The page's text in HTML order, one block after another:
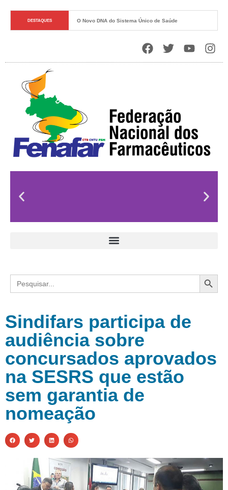
DESTAQUES O Novo DNA do Sistema Único de Saúde
Search
for:
Sindifars participa de
audiência sobre
concursados aprovados
na SESRS que estão
sem garantia de
nomeação